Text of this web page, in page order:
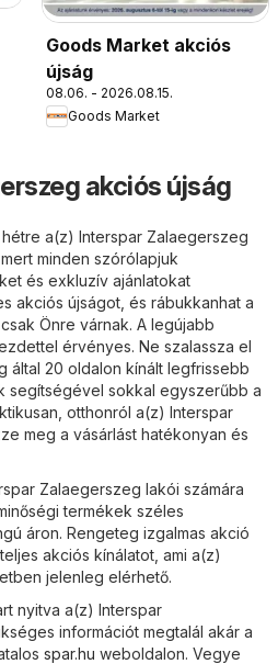
Goods Market akciós
újság
08.06. - 2026.08.15.
Goods Market
akciós újság
a(z) Interspar Zalaegerszeg
minden szórólapjuk
és exkluzív ajánlatokat
akciós újságot, és rábukkanhat a
Önre várnak. A legújabb
érvényes. Ne szalassza el
által 20 oldalon kínált legfrissebb
segítségével sokkal egyszerűbb a
otthonról a(z) Interspar
meg a vásárlást hatékonyan és
Zalaegerszeg lakói számára
termékek széles
áron. Rengeteg izgalmas akció
akciós kínálatot, ami a(z)
jelenleg elérhető.
nyitva a(z) Interspar
információt megtalál akár a
spar.hu weboldalon. Vegye